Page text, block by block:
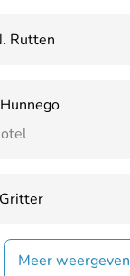
Rutten
Meer weergeven